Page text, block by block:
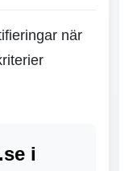
när
i